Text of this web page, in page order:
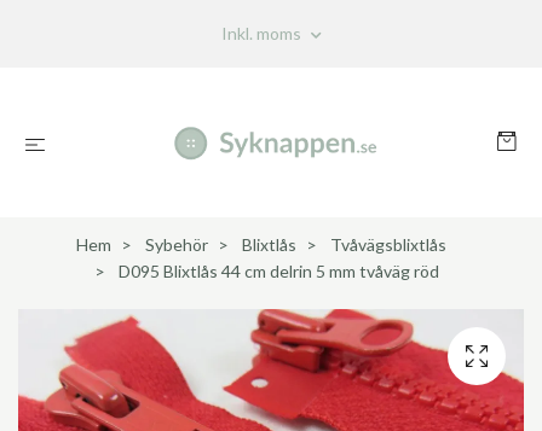
Inkl. moms
Hem Sybehör Blixtlås
Tvåvägsblixtlås
D095 Blixtlås 44 cm delrin 5 mm tvåväg röd